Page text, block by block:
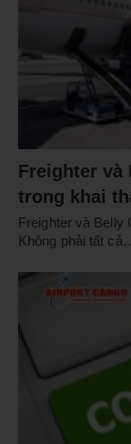
Freighter và
trong khai
Freighter và Belly
Không phải tất